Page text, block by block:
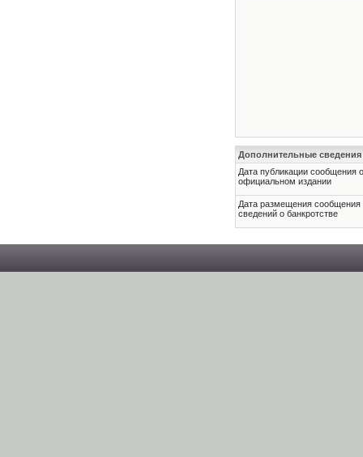
Дополнительные сведения
Дата публикации сообщения
официальном издании
Дата размещения
сведений о банкротстве